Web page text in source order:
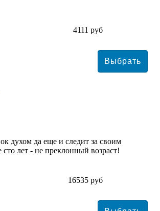
4111 руб
духом да еще и следит за своим
сто лет - не преклонный возраст!
16535 руб